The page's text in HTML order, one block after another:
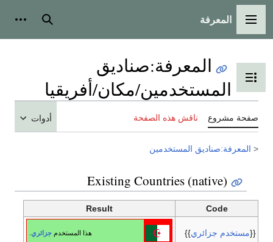
القائمة الرئيسية
المعرفة بحث
تبديل عرض جدول المحتويات
المعرفة:صناديق
المستخدمين/مكان/أفريقيا
صفحة مشروع ناقش هذه الصفحة أدوات
< المعرفة:صناديق المستخدمين
Existing Countries (native)
Code
Result
{{مستخدم جزائري}} هذا المستخدمجزائري